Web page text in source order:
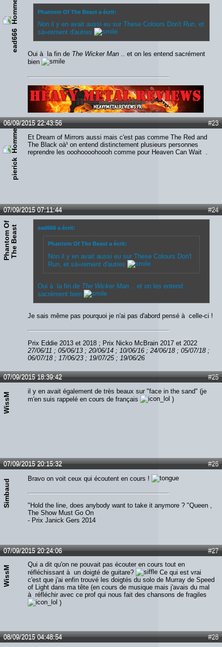
ead666
Phantom Of The Beast a écrit:
Non il y en avait aussi eu sur These Colours Don't Run, et
sà»rement d'autres
Oui à la fin de The Wicker Man .. et on les entend sacrément
bien
Lien :http://heavymetalreviews.fr/
#23
06/09/2015 22:43:56
pierick
Et Dream of Mirrors aussi mais c'est pas comme The Red and
The Black oà¹ on entend distinctement plusieurs personnes
reprendre les ooohoooohoooh comme pour Heaven Can Wait .
#24
07/09/2015 07:11:44
P
h
a
n
t
o
m
O
f
T
h
e
B
e
a
st ead666 a écrit:
Phantom Of The Beast a écrit:
Non il y en avait aussi eu sur These Colours Don't
Run, et sà»rement d'autres
Oui à la fin de The Wicker Man .. et on les entend
sacrément bien
Je sais même pas pourquoi je n'ai pas d'abord pensé à celle-ci !
Prix Eddie 2013 et 2018 ; Prix Nicko McBrain 2017 et 2022
27/06/11 ; 05/06/13 ; 20/06/14 ; 10/06/16 ; 24/06/18 ; 05/07/18 ;
06/07/18 ; 17/06/23 ; 19/07/25 ; 19/06/26
#25
07/09/2015 18:39:42
WissM
il y en avait également de très beaux sur "face in the sand" (je
m'en suis rappelé en cours de français
)
#26
07/09/2015 20:15:32
Simbaud Bravo on voit ceux qui écoutent en cours !
"Hold the line, does anybody want to take it anymore ? "Queen ,
The Show Must Go On
- Prix Janick Gers 2014
#27
07/09/2015 20:24:06
WissM
Qui a dit qu'on ne pouvait pas écouter en cours tout en
réfléchissant à un doigté de guitare?
Ce qui est vrai
c'est que j'ai enfin trouvé les doigtés du solo de Murray de Speed
of Light dans ma tête (en cours de musique mais j'avais du mal
à réfléchir avec ce prof qui nous fait des chansons de fragiles
)
#28
08/09/2015 04:48:54